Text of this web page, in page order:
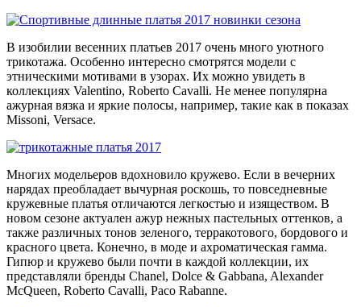
В изобилии весенних платьев 2017 очень много уютного
трикотажа. Особенно интересно смотрятся модели с
этническими мотивами в узорах. Их можно увидеть в
коллекциях Valentino, Roberto Cavalli. Не менее популярна
ажурная вязка и яркие полосы, например, такие как в показах
Missoni, Versace.
Многих модельеров вдохновило кружево. Если в вечерних
нарядах преобладает вычурная роскошь, то повседневные
кружевные платья отличаются легкостью и изяществом. В
новом сезоне актуален ажур нежных пастельных оттенков, а
также различных тонов зеленого, терракотового, бордового и
красного цвета. Конечно, в моде и ахроматическая гамма.
Гипюр и кружево были почти в каждой коллекции, их
представляли бренды Chanel, Dolce & Gabbana, Alexander
McQueen, Roberto Cavalli, Paco Rabanne.